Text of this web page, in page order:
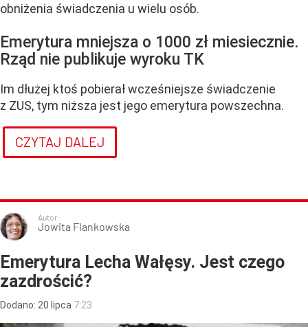
obniżenia świadczenia u wielu osób.
Emerytura mniejsza o 1000 zł miesiecznie.
Rząd nie publikuje wyroku TK
Im dłużej ktoś pobierał wcześniejsze świadczenie
z ZUS, tym niższa jest jego emerytura powszechna.
CZYTAJ DALEJ
Autor:
Jowita Flankowska
Emerytura Lecha Wałęsy. Jest czego
zazdrościć?
Dodano: 20 lipca 7:23